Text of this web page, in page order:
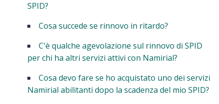
SPID?
Cosa succede se rinnovo in ritardo?
C'è qualche agevolazione sul rinnovo di SPID
per chi ha altri servizi attivi con Namirial?
Cosa devo fare se ho acquistato uno dei servizi
Namirial abilitanti dopo la scadenza del mio SPID?